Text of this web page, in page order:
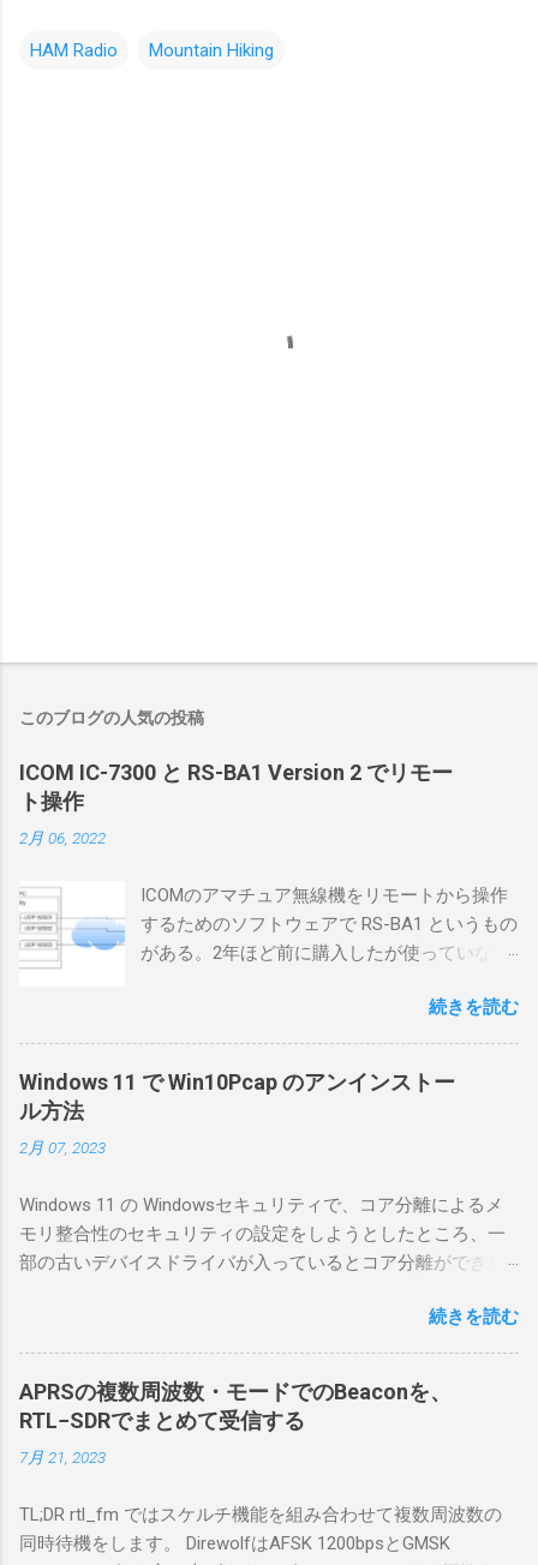
HAM Radio Mountain Hiking
このブログの人気の投稿
ICOM IC-7300 と RS-BA1 Version 2 でリモー
ト操作
2月 06, 2022
ICOMのアマチュア無線機をリモートから操作
するためのソフトウェアで RS-BA1 というもの
がある。2年ほど前に購入したが使っていなか
としているので、リモートから操作できる無
線局構築のために、真面目に使ってみること
にした。 市販のソフトウェアだから簡単に動
くだろうと思ったのだが、ちっともそんなに
合は、下記のこれらものが必要である ICOMの
無線機。 今回は私が持っているIC-7300を使
う。 無線機側(サーバ側) のWindows PC。 今
を入れて使っている。 TPMとか入っているの
でBitLockerのDisk暗号化もでき、遠隔地で盗難
にあってもデータ流出の危険性が少ないかな
と思って。 操作側 (クライアント側) の
を使った交信を行うならば、相応なマイクな
ど。 そして、リモート操作を行うソフトウェ
アであるRS-BA1。 RS-BA1はサーバ側・クラ
続きを読む
Windows 11 で Win10Pcap のアンインストー
ル方法
2月 07, 2023
Windows 11 の Windowsセキュリティで、コア分離によるメ
モリ整合性のセキュリティの設定をしようとしたところ、一
部の古いデバイスドライバが入っているとコア分離ができな
で利用する Win10Pcap.sys が入っているためにコア分離がで
きないとエラーが出ておりました。 アンインストールのプロ
グラムなどを走らせてもアンインストールできなかったの
で、どのように実行すればよいのか調べながら実施しまし
た。結論としては pnputil というコマンドを用いればよかった
です。 まずは管理者権限でTerminalを実行します。
PowerShellが起動しました。 適当なファイルに、現在インス
トールされているドライバを書き出す。 pnputil /enum-
続きを読む
APRSの複数周波数・モードでのBeaconを、
RTL−SDRでまとめて受信する
7月 21, 2023
TL;DR rtl_fm ではスケルチ機能を組み合わせて複数周波数の
同時待機をします。 DirewolfはAFSK 1200bpsとGMSK